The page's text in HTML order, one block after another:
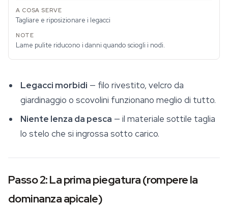
Tagliare e riposizionare i legacci
Lame pulite riducono i danni quando sciogli i nodi.
Legacci morbidi — filo rivestito, velcro da
giardinaggio o scovolini funzionano meglio di tutto.
Niente lenza da pesca — il materiale sottile taglia
lo stelo che si ingrossa sotto carico.
Passo 2: La prima piegatura (rompere la
dominanza apicale)